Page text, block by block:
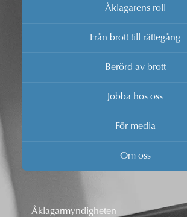
Åklagarens roll
Från brott till rättegång
Berörd av brott
Jobba hos oss
För media
Om oss
Åklagarmyndigheten